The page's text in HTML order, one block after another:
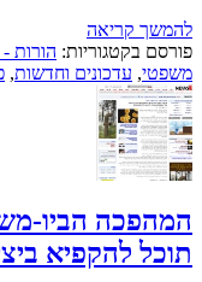
להמשך קריאה
פורסם בקטגוריות: הורות
משפטי, עדכונים וחדשות,
תוכל להקפיא